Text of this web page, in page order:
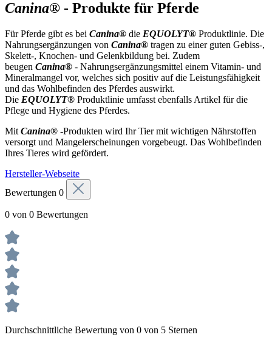
Canina® - Produkte für Pferde
Für Pferde gibt es bei Canina® die EQUOLYT® Produktlinie. Die
Nahrungsergänzungen von Canina® tragen zu einer guten Gebiss-,
Skelett-, Knochen- und Gelenkbildung bei. Zudem
beugen Canina® - Nahrungsergänzungsmittel einem Vitamin- und
Mineralmangel vor, welches sich positiv auf die Leistungsfähigkeit
und das Wohlbefinden des Pferdes auswirkt.
Die EQUOLYT® Produktlinie umfasst ebenfalls Artikel für die
Pflege und Hygiene des Pferdes.
Mit Canina® -Produkten wird Ihr Tier mit wichtigen Nährstoffen
versorgt und Mangelerscheinungen vorgebeugt. Das Wohlbefinden
Ihres Tieres wird gefördert.
Hersteller-Webseite
Bewertungen 0
0 von 0 Bewertungen
Durchschnittliche Bewertung von 0 von 5 Sternen